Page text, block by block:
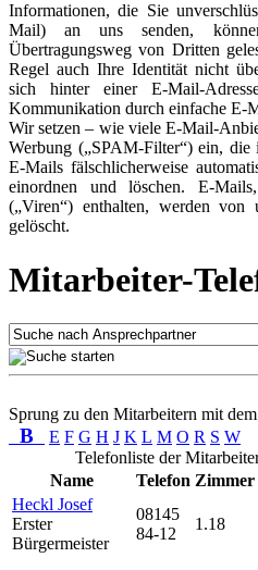
Informationen, die Sie
Mail) an uns senden,
Übertragungsweg von Dritten
Regel auch Ihre Identität nicht
sich hinter einer E-Mail-
Kommunikation durch einfache E-
Wir setzen – wie viele E-Mail-
Werbung („SPAM-Filter“) ein, die
E-Mails fälschlicherweise
einordnen und löschen. E-
(„Viren“) enthalten, werden von
gelöscht.
Mitarbeiter-
Sprung zu den Mitarbeitern mit
B E F G H J K L M O R S W
Telefonliste der
Name
Telefon Zimmer
Heckl Josef
Erster
Bürgermeister
08145
84-12
1.18